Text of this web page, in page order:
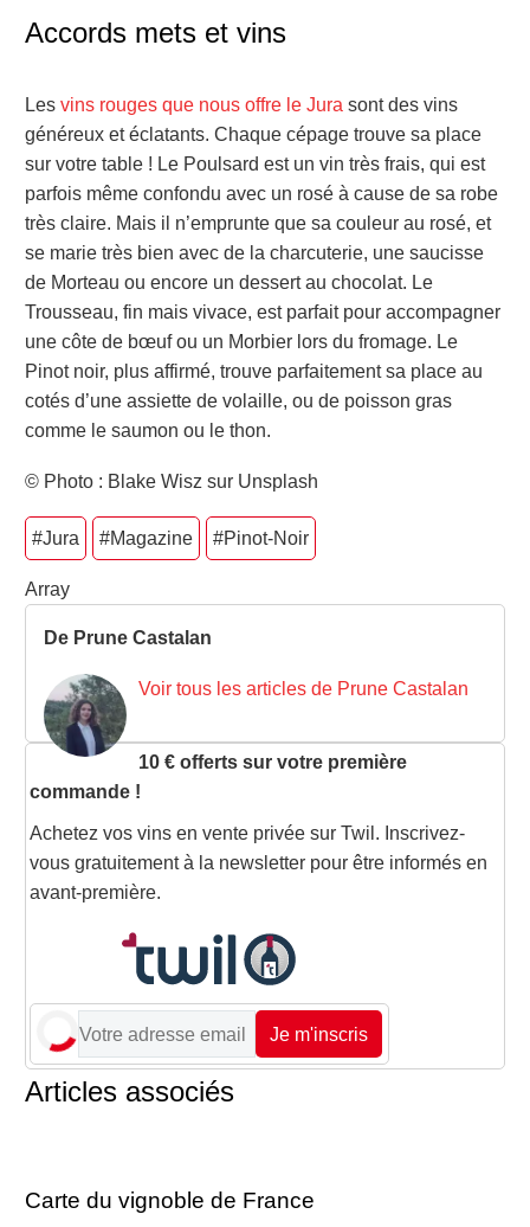
Accords mets et vins
Les vins rouges que nous offre le Jura sont des vins
généreux et éclatants. Chaque cépage trouve sa place
sur votre table ! Le Poulsard est un vin très frais, qui est
parfois même confondu avec un rosé à cause de sa robe
très claire. Mais il n’emprunte que sa couleur au rosé, et
se marie très bien avec de la charcuterie, une saucisse
de Morteau ou encore un dessert au chocolat. Le
Trousseau, fin mais vivace, est parfait pour accompagner
une côte de bœuf ou un Morbier lors du fromage. Le
Pinot noir, plus affirmé, trouve parfaitement sa place au
cotés d’une assiette de volaille, ou de poisson gras
comme le saumon ou le thon.
© Photo : Blake Wisz sur Unsplash
#Jura #Magazine #Pinot-Noir
Array
De Prune Castalan
Voir tous les articles de Prune Castalan
10 € offerts sur votre première
commande !
Achetez vos vins en vente privée sur Twil. Inscrivez-
vous gratuitement à la newsletter pour être informés en
avant-première.
Je m'inscris
Articles associés
Carte du vignoble de France